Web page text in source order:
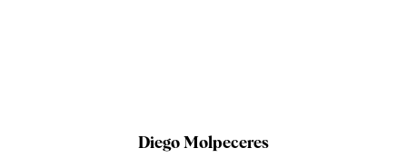
Diego Molpeceres